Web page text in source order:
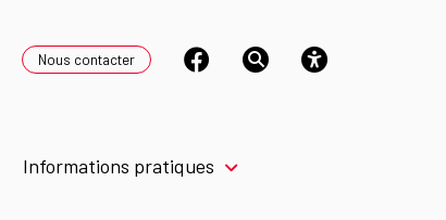
Nous contacter
Informations pratiques